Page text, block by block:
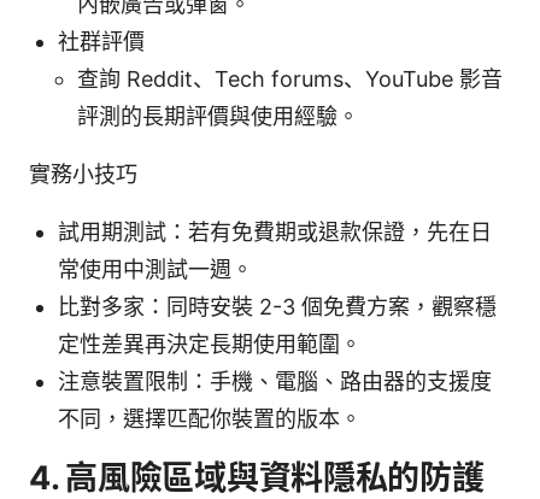
社群評價
查詢 Reddit、Tech forums、YouTube 影音
評測的長期評價與使用經驗。
實務小技巧
試用期測試：若有免費期或退款保證，先在日
常使用中測試一週。
比對多家：同時安裝 2-3 個免費方案，觀察穩
定性差異再決定長期使用範圍。
注意裝置限制：手機、電腦、路由器的支援度
不同，選擇匹配你裝置的版本。
4. 高風險區域與資料隱私的防護